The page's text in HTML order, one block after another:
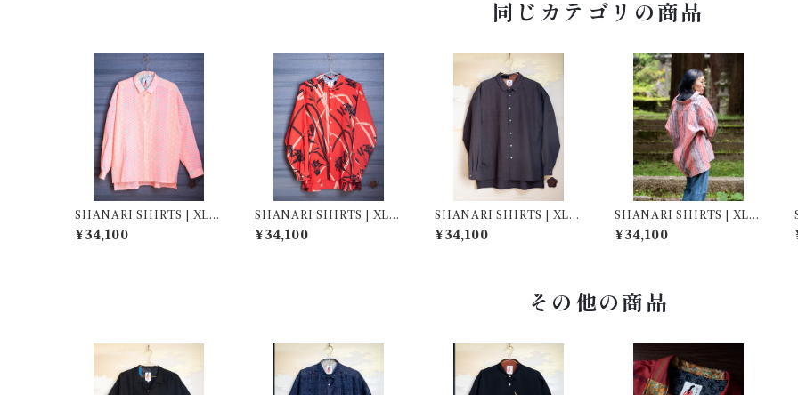
同じカテゴリの商品
SHANARI SHIRTS | XL |
261031
¥34,100
SHANARI SHIRTS | XL |
262017
¥34,100
SHANARI SHIRTS | XL |
262011
¥34,100
SHANARI SHIRTS | XL |
261024
¥34,100
その他の商品